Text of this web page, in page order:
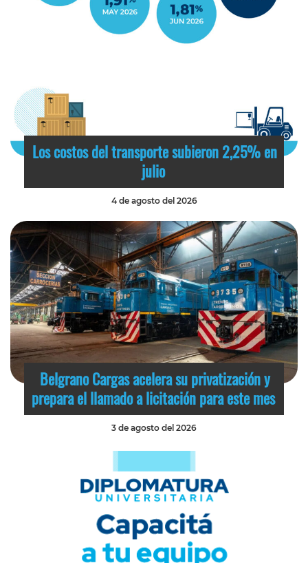
Los costos del transporte subieron 2,25% en
julio
4 de agosto del 2026
Belgrano Cargas acelera su privatización y
prepara el llamado a licitación para este mes
3 de agosto del 2026